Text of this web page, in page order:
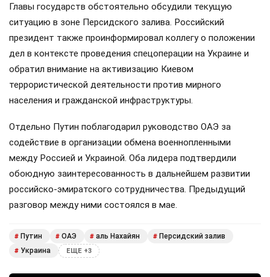
Главы государств обстоятельно обсудили текущую
ситуацию в зоне Персидского залива. Российский
президент также проинформировал коллегу о положении
дел в контексте проведения спецоперации на Украине и
обратил внимание на активизацию Киевом
террористической деятельности против мирного
населения и гражданской инфраструктуры.
Отдельно Путин поблагодарил руководство ОАЭ за
содействие в организации обмена военнопленными
между Россией и Украиной. Оба лидера подтвердили
обоюдную заинтересованность в дальнейшем развитии
российско-эмиратского сотрудничества. Предыдущий
разговор между ними состоялся в мае.
# Путин # ОАЭ # аль Нахайян # Персидский залив
# Украина ЕЩЕ +3